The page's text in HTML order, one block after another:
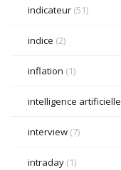
indicateur (51)
indice (2)
inflation (1)
intelligence artificielle
interview (7)
intraday (1)